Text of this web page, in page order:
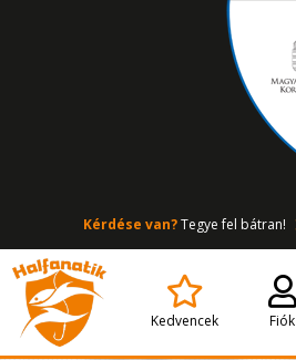
Kérdése van?Tegye fel bátran!
Kedvencek Fiók